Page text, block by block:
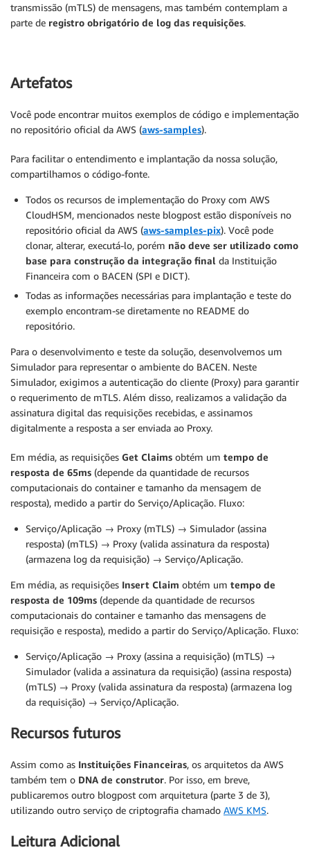
transmissão (mTLS) de mensagens, mas também contemplam a
parte de registro obrigatório de log das requisições.
Artefatos
Você pode encontrar muitos exemplos de código e implementação
no repositório oficial da AWS (aws-samples).
Para facilitar o entendimento e implantação da nossa solução,
compartilhamos o código-fonte.
Todos os recursos de implementação do Proxy com AWS
CloudHSM, mencionados neste blogpost estão disponíveis no
repositório oficial da AWS (aws-samples-pix). Você pode
clonar, alterar, executá-lo, porém não deve ser utilizado como
base para construção da integração final da Instituição
Financeira com o BACEN (SPI e DICT).
Todas as informações necessárias para implantação e teste do
exemplo encontram-se diretamente no README do
repositório.
Para o desenvolvimento e teste da solução, desenvolvemos um
Simulador para representar o ambiente do BACEN. Neste
Simulador, exigimos a autenticação do cliente (Proxy) para garantir
o requerimento de mTLS. Além disso, realizamos a validação da
assinatura digital das requisições recebidas, e assinamos
digitalmente a resposta a ser enviada ao Proxy.
Em média, as requisições Get Claims obtém um tempo de
resposta de 65ms (depende da quantidade de recursos
computacionais do container e tamanho da mensagem de
resposta), medido a partir do Serviço/Aplicação. Fluxo:
Serviço/Aplicação → Proxy (mTLS) → Simulador (assina
resposta) (mTLS) → Proxy (valida assinatura da resposta)
(armazena log da requisição) → Serviço/Aplicação.
Em média, as requisições Insert Claim obtém um tempo de
resposta de 109ms (depende da quantidade de recursos
computacionais do container e tamanho das mensagens de
requisição e resposta), medido a partir do Serviço/Aplicação. Fluxo:
Serviço/Aplicação → Proxy (assina a requisição) (mTLS) →
Simulador (valida a assinatura da requisição) (assina resposta)
(mTLS) → Proxy (valida assinatura da resposta) (armazena log
da requisição) → Serviço/Aplicação.
Recursos futuros
Assim como as Instituições Financeiras, os arquitetos da AWS
também tem o DNA de construtor. Por isso, em breve,
publicaremos outro blogpost com arquitetura (parte 3 de 3),
utilizando outro serviço de criptografia chamado AWS KMS.
Leitura Adicional